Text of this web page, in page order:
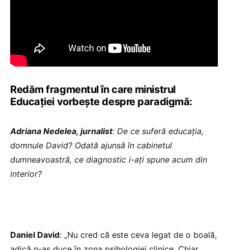
Redăm fragmentul în care ministrul
Educației vorbește despre paradigmă:
Adriana Nedelea, jurnalist: De ce suferă educația,
domnule David? Odată ajunsă în cabinetul
dumneavoastră, ce diagnostic i-ați spune acum din
interior?
Daniel David: „Nu cred că este ceva legat de o boală,